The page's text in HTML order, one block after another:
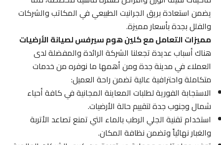
يضمن استعادة بريق الجرانيت الطبيعي في المكاتب والشركات
والفلل بجدة بأسعار مميزة.
مميزات التعامل مع كلين هوم سيرفس لصيانة الأرضيات
هناك أسباب عديدة تجعلنا الشركة الرائدة والمفضلة لدى
العملاء في مدينة جدة ومن أهمها ما نوفره من خدمات
متكاملة واحترافية عالية تضمن راحة العميل:
الاستجابة الفورية لطلبات المعاينة المجانية في كافة أحياء
شمال وجنوب جدة لتقييم حالة الأرضيات.
استخدام تقنية الجلي الرطب بالماء التي تمنع تصاعد الأتربة
والغبار نهائياً وتضمن نظافة المكان.